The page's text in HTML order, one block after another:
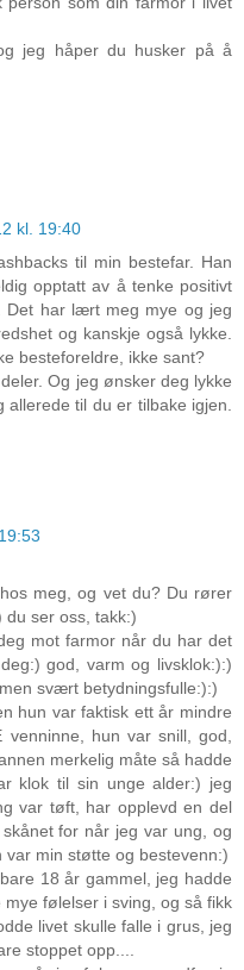
jeg håper du husker på å
kl. 19:40
til min bestefar. Han
opptatt av å tenke positivt
Det har lært meg mye og jeg
og kanskje også lykke.
besteforeldre, ikke sant?
Og jeg ønsker deg lykke
allerede til du er tilbake igjen.
meg, og vet du? Du rører
du ser oss, takk:)
mot farmor når du har det
god, varm og livsklok:):)
svært betydningsfulle:):)
hun var faktisk ett år mindre
hun var snill, god,
merkelig måte så hadde
klok til sin unge alder:) jeg
var tøft, har opplevd en del
for når jeg var ung, og
min støtte og bestevenn:)
18 år gammel, jeg hadde
følelser i sving, og så fikk
livet skulle falle i grus, jeg
stoppet opp....